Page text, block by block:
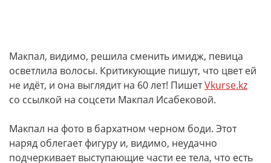
Макпал, видимо, решила сменить имидж, певица
осветлила волосы. Критикующие пишут, что цвет ей
не идёт, и она выглядит на 60 лет! ПишетVkurse.kz
со ссылкой на соцсети Макпал Исабековой.
Макпал на фото в бархатном черном боди. Этот
наряд облегает фигуру и, видимо, неудачно
подчеркивает выступающие части ее тела, что есть